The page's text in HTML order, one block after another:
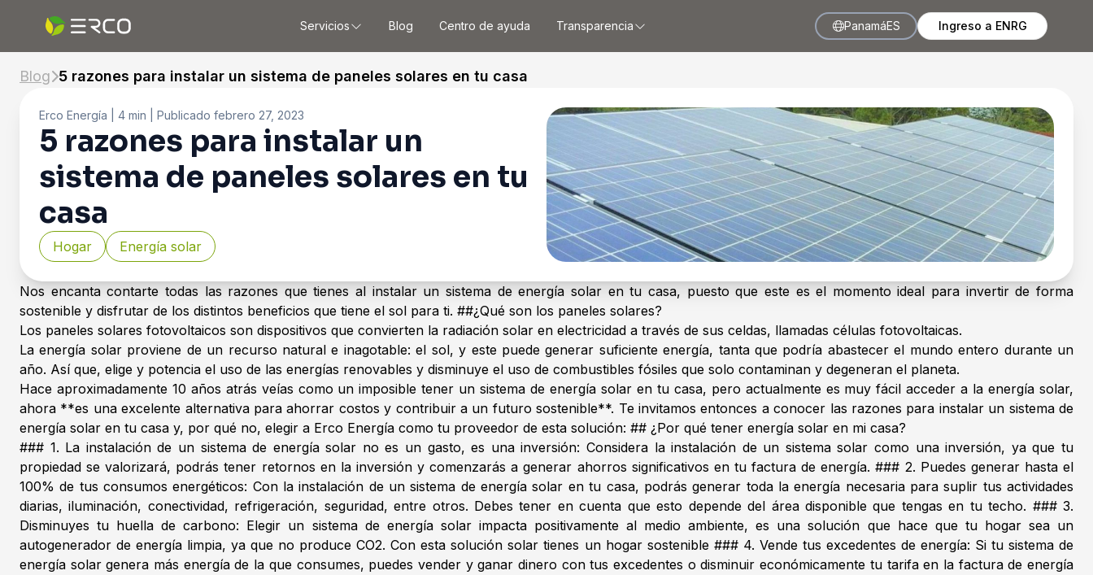
Servicios Blog Centro de ayuda Transparencia PanamáES Ingreso a ENRG
Blog 5 razones para instalar un sistema de paneles solares en tu casa
Erco Energía | 4 min | Publicado febrero 27, 2023
5 razones para instalar un
sistema de paneles solares en tu
casa
Hogar Energía solar
Nos encanta contarte todas las razones que tienes al instalar un sistema de energía solar en tu casa, puesto que este es el momento ideal para invertir de forma
sostenible y disfrutar de los distintos beneficios que tiene el sol para ti. ##¿Qué son los paneles solares?
Los paneles solares fotovoltaicos son dispositivos que convierten la radiación solar en electricidad a través de sus celdas, llamadas células fotovoltaicas.
La energía solar proviene de un recurso natural e inagotable: el sol, y este puede generar suficiente energía, tanta que podría abastecer el mundo entero durante un
año. Así que, elige y potencia el uso de las energías renovables y disminuye el uso de combustibles fósiles que solo contaminan y degeneran el planeta.
Hace aproximadamente 10 años atrás veías como un imposible tener un sistema de energía solar en tu casa, pero actualmente es muy fácil acceder a la energía solar,
ahora **es una excelente alternativa para ahorrar costos y contribuir a un futuro sostenible**. Te invitamos entonces a conocer las razones para instalar un sistema de
energía solar en tu casa y, por qué no, elegir a Erco Energía como tu proveedor de esta solución: ## ¿Por qué tener energía solar en mi casa?
### 1. La instalación de un sistema de energía solar no es un gasto, es una inversión: Considera la instalación de un sistema solar como una inversión, ya que tu
propiedad se valorizará, podrás tener retornos en la inversión y comenzarás a generar ahorros significativos en tu factura de energía. ### 2. Puedes generar hasta el
100% de tus consumos energéticos: Con la instalación de un sistema de energía solar en tu casa, podrás generar toda la energía necesaria para suplir tus actividades
diarias, iluminación, conectividad, refrigeración, seguridad, entre otros. Debes tener en cuenta que esto depende del área disponible que tengas en tu techo. ### 3.
Disminuyes tu huella de carbono: Elegir un sistema de energía solar impacta positivamente al medio ambiente, es una solución que hace que tu hogar sea un
autogenerador de energía limpia, ya que no produce CO2. Con esta solución solar tienes un hogar sostenible ### 4. Vende tus excedentes de energía: Si tu sistema de
energía solar genera más energía de la que consumes, puedes vender y ganar dinero con tus excedentes o disminuir económicamente tu tarifa en la factura de energía